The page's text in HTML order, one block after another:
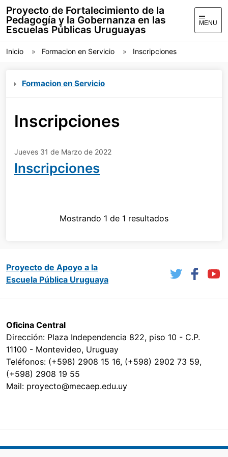
Proyecto de Fortalecimiento de la
Pedagogía y la Gobernanza en las
Escuelas Públicas Uruguayas
MENU
Inicio Formacion en Servicio Inscripciones
Formacion en Servicio
Inscripciones
Jueves 31 de Marzo de 2022
Inscripciones
Mostrando 1 de 1 resultados
Proyecto de Apoyo a la
Escuela Pública Uruguaya
Oficina Central
Dirección: Plaza Independencia 822, piso 10 - C.P.
11100 - Montevideo, Uruguay
Teléfonos: (+598) 2908 15 16, (+598) 2902 73 59,
(+598) 2908 19 55
Mail: proyecto@mecaep.edu.uy